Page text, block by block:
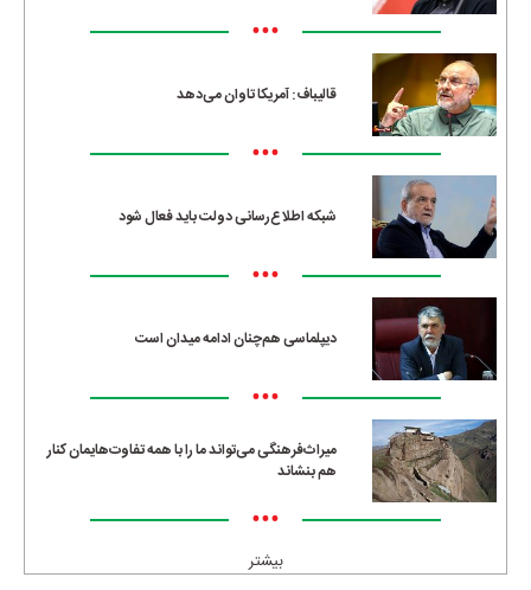
•••
قالیباف: آمریکا تاوان می‌دهد
•••
شبکه اطلاع‌رسانی دولت باید فعال شود
•••
دیپلماسی هم‌چنان ادامه میدان است
•••
میراث‌فرهنگی می‌تواند ما را با همه تفاوت‌هایمان کنار
هم بنشاند
•••
بیشتر